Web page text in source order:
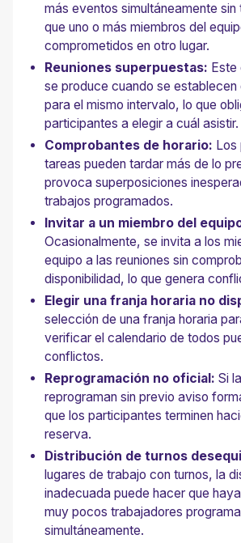
más eventos simultáneamente sin
que uno o más miembros del
comprometidos en otro lugar.
Reuniones superpuestas:
se produce cuando se establecen
para el mismo intervalo, lo que
participantes a elegir a cuál asistir.
Comprobantes de horario:
tareas pueden tardar más de lo
provoca superposiciones
trabajos programados.
Invitar a un miembro del
Ocasionalmente, se invita a los
equipo a las reuniones sin
disponibilidad, lo que genera
Elegir una franja horaria no
selección de una franja horaria
verificar el calendario de todos
conflictos.
Reprogramación no oficial:Si
reprograman sin previo aviso
que los participantes terminen
reserva.
Distribución de turnos
lugares de trabajo con turnos, la
inadecuada puede hacer que
muy pocos trabajadores
simultáneamente.